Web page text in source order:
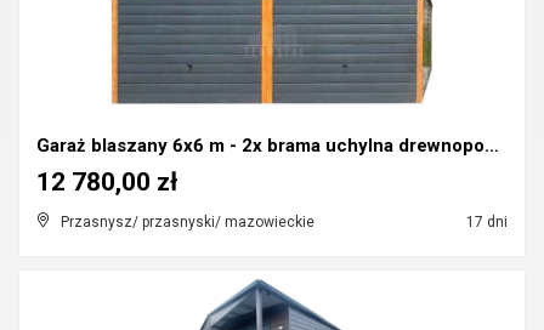
Garaż blaszany 6x6 m - 2x brama uchylna drewnopod...
Przasnysz/ przasnyski/ mazowieckie 17 dni
12 780,00 zł